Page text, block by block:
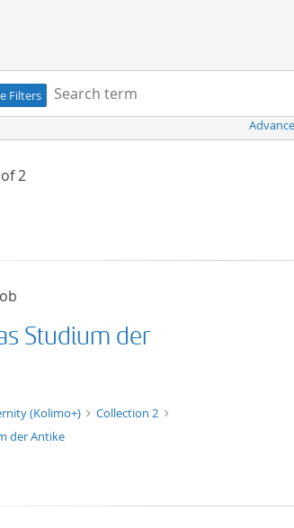
Filters
Search term:
2
Studium der
(Kolimo+)
Collection 2
der Antike